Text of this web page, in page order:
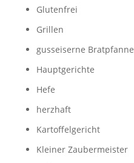
Glutenfrei
Grillen
gusseiserne Bratpfanne
Hauptgerichte
Hefe
herzhaft
Kartoffelgericht
Kleiner Zaubermeister